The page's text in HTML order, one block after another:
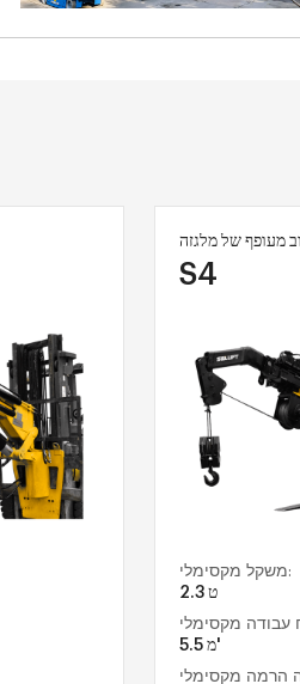
מעופף של מלגזה
S4
משקל מקסימלי:
2.3 ט
5.5 מ'